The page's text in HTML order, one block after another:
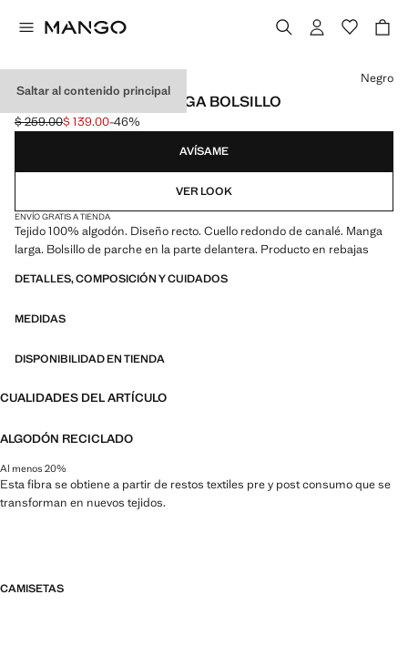
Saltar al contenido principal
CAMISETA MANGA LARGA BOLSILLO
Precio inicial tachado [$ 259.00 ]
$ 259.00
Precio actual [$ 139.00 ]
$ 139.00-46%
Selecciona un color
Negro
AVÍSAME
VER LOOK
ENVÍO GRATIS A TIENDA
Tejido 100% algodón. Diseño recto. Cuello redondo de canalé. Manga
larga. Bolsillo de parche en la parte delantera. Producto en rebajas
DETALLES, COMPOSICIÓN Y CUIDADOS
MEDIDAS
DISPONIBILIDAD EN TIENDA
CUALIDADES DEL ARTÍCULO
ALGODÓN RECICLADO
Al menos 20%
Esta fibra se obtiene a partir de restos textiles pre y post consumo que se
transforman en nuevos tejidos.
CAMISETAS